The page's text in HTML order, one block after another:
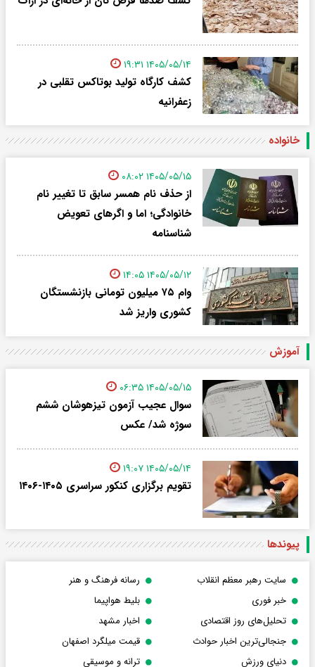
۱۴۰۵/۰۵/۱۴ ۱۹:۳۱
کشف کارگاه تولید بوتاکس تقلبی در
زعفرانیه
خانواده
۱۴۰۵/۰۵/۱۵ ۰۸:۰۲
از حذف نام همسر سابق تا تغییر نام
خانوادگی؛ اما و اگرهای تعویض
شناسنامه
۱۴۰۵/۰۵/۱۲ ۱۴:۰۵
وام ۷۵ میلیون تومانی بازنشستگان
کشوری واریز شد
آموزش
۱۴۰۵/۰۵/۱۵ ۰۶:۳۵
سوال عجیب آزمون تیزهوشان ششم
سوژه شد/ عکس
۱۴۰۵/۰۵/۱۴ ۱۹:۰۷
تقویم برگزاری کنکور سراسری ۱۴۰۵-۱۴۰۶
پیوندها
سایت رهبر معظم انقلاب
رسانه فرهنگ و هنر
خبر فوری
بلیط هواپیما
تحلیل‌های روز اقتصادی
اخبار مشهد
جنجالی‌ترین اخبار حوادث
قیمت میلگرد اصفهان
دنیای ورزش
ترانه و موسیقی